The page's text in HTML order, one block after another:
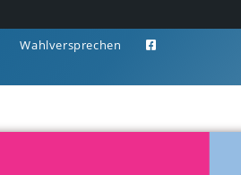
Wahlversprechen